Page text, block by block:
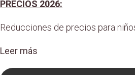
PRECIOS 2026:
Reducciones de precios para
Leer más